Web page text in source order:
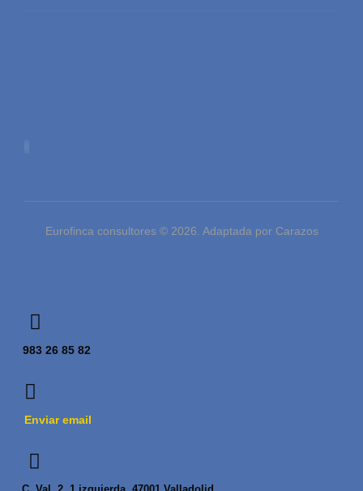
Eurofinca consultores © 2026. Adaptada por Carazos
983 26 85 82
Enviar email